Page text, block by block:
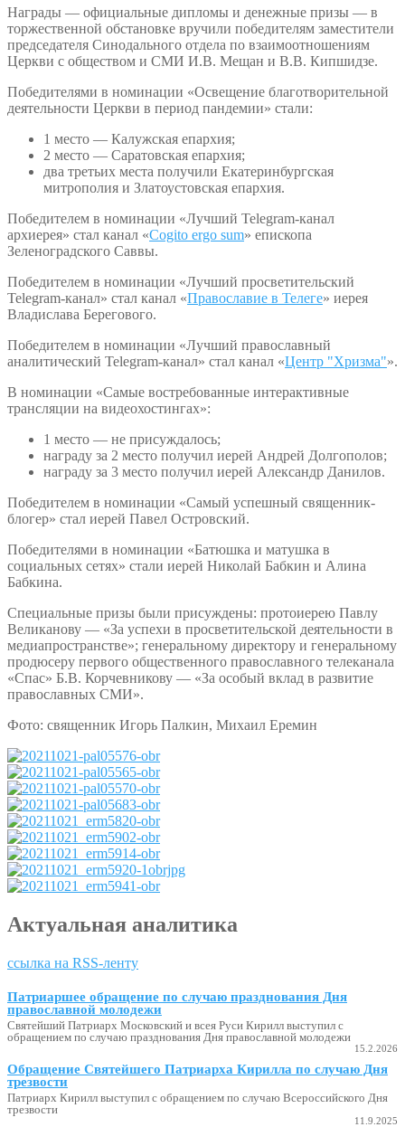
Награды — официальные дипломы и денежные призы — в
торжественной обстановке вручили победителям заместители
председателя Синодального отдела по взаимоотношениям
Церкви с обществом и СМИ И.В. Мещан и В.В. Кипшидзе.
Победителями в номинации «Освещение благотворительной
деятельности Церкви в период пандемии» стали:
1 место — Калужская епархия;
2 место — Саратовская епархия;
два третьих места получили Екатеринбургская
митрополия и Златоустовская епархия.
Победителем в номинации «Лучший Telegram-канал
архиерея» стал канал «Cogito ergo sum» епископа
Зеленоградского Саввы.
Победителем в номинации «Лучший просветительский
Telegram-канал» стал канал «Православие в Телеге» иерея
Владислава Берегового.
Победителем в номинации «Лучший православный
аналитический Telegram-канал» стал канал «Центр "Хризма"».
В номинации «Самые востребованные интерактивные
трансляции на видеохостингах»:
1 место — не присуждалось;
награду за 2 место получил иерей Андрей Долгополов;
награду за 3 место получил иерей Александр Данилов.
Победителем в номинации «Самый успешный священник-
блогер» стал иерей Павел Островский.
Победителями в номинации «Батюшка и матушка в
социальных сетях» стали иерей Николай Бабкин и Алина
Бабкина.
Специальные призы были присуждены: протоиерею Павлу
Великанову — «За успехи в просветительской деятельности в
медиапространстве»; генеральному директору и генеральному
продюсеру первого общественного православного телеканала
«Спас» Б.В. Корчевникову — «За особый вклад в развитие
православных СМИ».
Фото: священник Игорь Палкин, Михаил Еремин
Актуальная аналитика
ссылка на RSS-ленту
Патриаршее обращение по случаю празднования Дня
православной молодежи
Святейший Патриарх Московский и всея Руси Кирилл выступил с
обращением по случаю празднования Дня православной молодежи
15.2.2026
Обращение Святейшего Патриарха Кирилла по случаю Дня
трезвости
Патриарх Кирилл выступил с обращением по случаю Всероссийского Дня
трезвости
11.9.2025